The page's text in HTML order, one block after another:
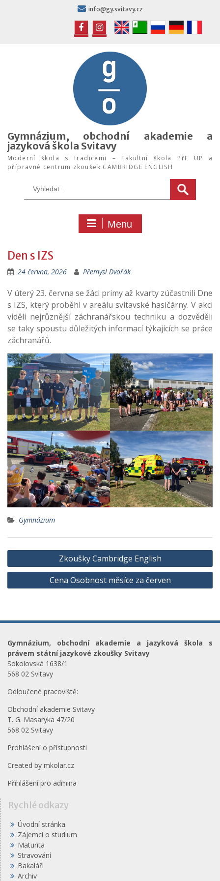
info@gy.svitavy.cz
FB IG
Gymnázium, obchodní akademie a
jazyková škola Svitavy
Moderní škola s tradicemi – Fakultní škola PřF UP a
přípravné centrum zkoušek CAMBRIDGE ENGLISH
Menu
Den s IZS
24 června, 2026 Přemysl Dvořák
V úterý 23. června se žáci primy až kvarty zúčastnili Dne
s IZS, který proběhl v areálu svitavské hasičárny. V akci
viděli nejrůznější záchranářskou techniku a dozvěděli
se taky spoustu důležitých informací týkajících se práce
záchranářů.
Gymnázium
Navigace
pro
příspěvek
Zkoušky Cambridge English
Cena Osobnost měsíce za červen
Gymnázium, obchodní akademie a jazyková škola s
právem státní jazykové zkoušky Svitavy
Sokolovská 1638/1
568 02 Svitavy
Odloučené pracoviště:
Obchodní akademie Svitavy
T. G. Masaryka 47/20
568 02 Svitavy
Prohlášení o přístupnosti
Created by mkolar.cz
Přihlášení pro admina
Rychlé odkazy
Úvodní stránka
Zájemci o studium
Maturita
Stravování
Bakaláři
Archiv